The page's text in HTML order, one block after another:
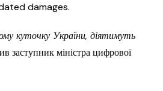
damages.
куточку України, діятимуть
заступник міністра цифрової